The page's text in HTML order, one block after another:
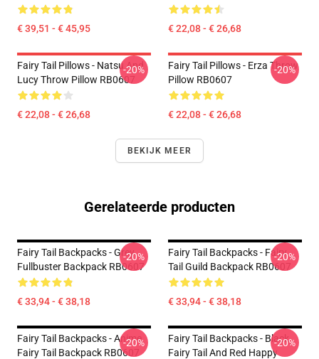
€ 39,51 - € 45,95 € 22,08 - € 26,68
Fairy Tail Pillows - Natsu And
Lucy Throw Pillow RB0607
€ 22,08 - € 26,68
-20%
Fairy Tail Pillows - Erza Throw
Pillow RB0607
€ 22,08 - € 26,68
-20%
BEKIJK MEER
Gerelateerde producten
Fairy Tail Backpacks - Grey
Fullbuster Backpack RB0607
€ 33,94 - € 38,18
-20%
Fairy Tail Backpacks - Fairy
Tail Guild Backpack RB0607
€ 33,94 - € 38,18
-20%
Fairy Tail Backpacks - Anime
Fairy Tail Backpack RB0607
-20%
Fairy Tail Backpacks - Black
Fairy Tail And Red Happy
-20%